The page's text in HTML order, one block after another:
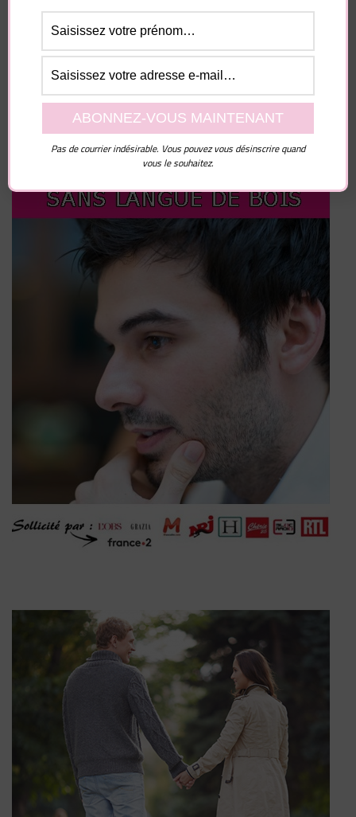
Enregistrer mon nom, mon e-mail et mon site dans
le navigateur pour mon prochain commentaire.
Pas de courrier indésirable. Vous pouvez vous désinscrire quand
vous le souhaitez.